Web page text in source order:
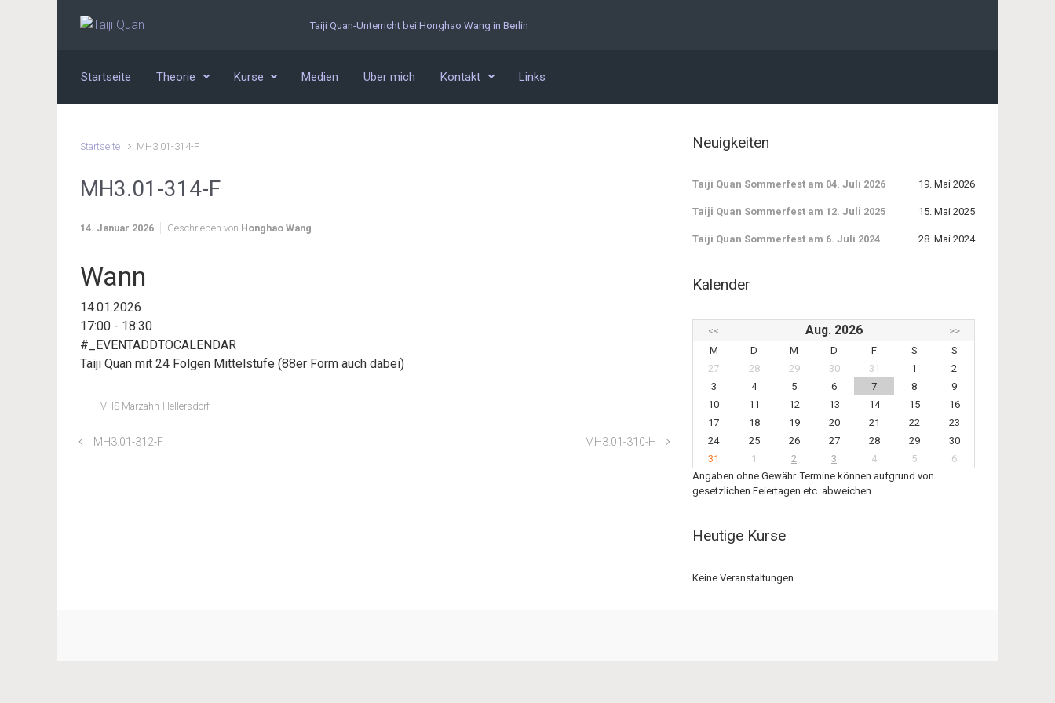
Zum Hauptinhalt springen Taiji Quan-Unterricht bei Honghao Wang in Berlin
Startseite Theorie Kurse Medien Über mich Kontakt Links
Startseite MH3.01-314-F
MH3.01-314-F
14. Januar 2026 Geschrieben von Honghao Wang
Wann
14.01.2026
17:00 - 18:30
#_EVENTADDTOCALENDAR
Taiji Quan mit 24 Folgen Mittelstufe (88er Form auch dabei)
VHS Marzahn-Hellersdorf
MH3.01-312-F MH3.01-310-H
Neuigkeiten
Taiji Quan Sommerfest am 04. Juli 2026 19. Mai 2026
Taiji Quan Sommerfest am 12. Juli 2025 15. Mai 2025
Taiji Quan Sommerfest am 6. Juli 2024 28. Mai 2024
Kalender
<< Aug. 2026
>>
M
D M D F S
S
27
28 29 30 31 1
2
3
4 5 6 7 8
9
10
11 12 13 14 15
16
17
18 19 20 21 22
23
24
25 26 27 28 29
30
31
1 2 3 4 5
6
Angaben ohne Gewähr. Termine können aufgrund von
gesetzlichen Feiertagen etc. abweichen.
Heutige Kurse
Keine Veranstaltungen